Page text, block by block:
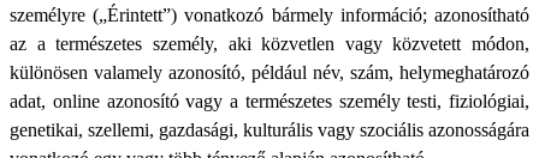
személyre („Érintett”) vonatkozó bármely információ; azonosítható
az a természetes személy, aki közvetlen vagy közvetett módon,
különösen valamely azonosító, például név, szám, helymeghatározó
adat, online azonosító vagy a természetes személy testi, fiziológiai,
genetikai, szellemi, gazdasági, kulturális vagy szociális azonosságára